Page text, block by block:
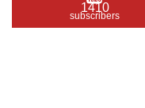
1410
subscribers